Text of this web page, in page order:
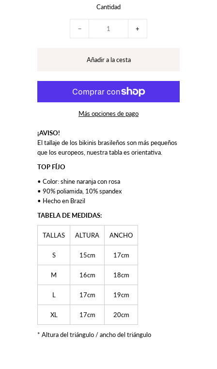
Cantidad
− +
Más opciones de pago
¡AVISO!
El tallaje de los bikinis brasileños son más pequeños
que los europeos, nuestra tabla es orientativa.
TOP FÍJO
• Color: shine naranja con rosa
• 90% poliamida, 10% spandex
• Hecho en Brazil
TABELA DE MEDIDAS:
TALLAS ALTURA ANCHO
S 15cm 17cm
M 16cm 18cm
L 17cm 19cm
XL 17cm 20cm
* Altura del triángulo / ancho del triángulo